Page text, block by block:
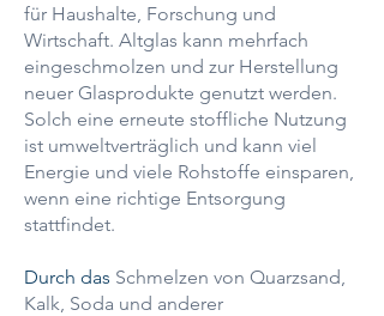
für Haushalte, Forschung und
Wirtschaft. Altglas kann mehrfach
eingeschmolzen und zur Herstellung
neuer Glasprodukte genutzt werden.
Solch eine erneute stoffliche Nutzung
ist umweltverträglich und kann viel
Energie und viele Rohstoffe einsparen,
wenn eine richtige Entsorgung
stattfindet.
Durch das Schmelzen von Quarzsand,
Kalk, Soda und anderer